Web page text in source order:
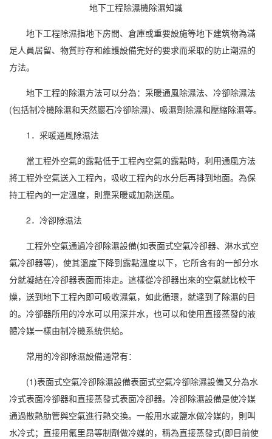
地下工程除濕機除濕知識
地下工程除濕指地下房間、倉庫或重要設施等地下建筑物為滿
足人員居留、物質貯存和維護設備完好的要求而采取的防止潮濕的
方法。
地下工程的除濕方法可以分為：采暖通風除濕法、冷卻除濕法
(包括制冷機除濕和天然巖石冷卻除濕)、吸濕劑除濕和壓縮除濕等。
1．采暖通風除濕法
當工程外空氣的露點低于工程內空氣的露點時，利用通風方法
將工程外空氣送入工程內，吸收工程內的水分后再排到地面。為保
持工程內的一定溫度，則靠采暖或加熱送風。
2．冷卻除濕法
工程外空氣通過冷卻除濕設備(如表面式空氣冷卻器、淋水式空
氣冷卻器等)，使其溫度下降到露點溫度以下，它所含有的一部分水
分就凝結在冷卻器表面而排走。這樣從冷卻器出來的空氣就比較干
燥，送到地下工程內即可吸收濕氣，如此循環，就達到了除濕的目
的。冷卻器所用的冷水可以用深井水，也可以和使用直接蒸發的液
體冷媒一樣由制冷機系統供給。
常用的冷卻除濕設備通常有：
(1)表面式空氣冷卻除濕設備表面式空氣冷卻除濕設備又分為水
冷式表面冷卻器和直接蒸發式表面冷卻器。冷卻除濕設備是使冷媒
通過散熱肋管與空氣進行熱交換。一般用水或鹽水做冷媒的，則叫
水冷式；直接用氟里昂等制劑做冷媒的，稱為直接蒸發式(即目前使